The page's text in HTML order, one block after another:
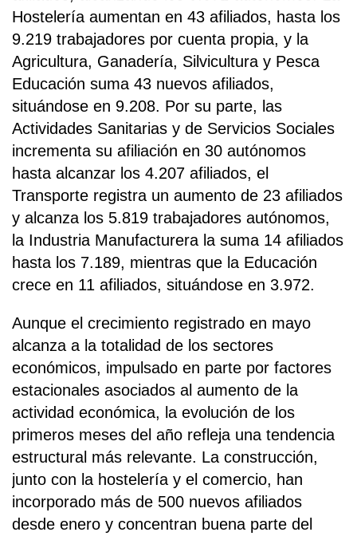
Hostelería aumentan en 43 afiliados, hasta los
9.219 trabajadores por cuenta propia, y la
Agricultura, Ganadería, Silvicultura y Pesca
Educación suma 43 nuevos afiliados,
situándose en 9.208. Por su parte, las
Actividades Sanitarias y de Servicios Sociales
incrementa su afiliación en 30 autónomos
hasta alcanzar los 4.207 afiliados, el
Transporte registra un aumento de 23 afiliados
y alcanza los 5.819 trabajadores autónomos,
la Industria Manufacturera la suma 14 afiliados
hasta los 7.189, mientras que la Educación
crece en 11 afiliados, situándose en 3.972.
Aunque el crecimiento registrado en mayo
alcanza a la totalidad de los sectores
económicos, impulsado en parte por factores
estacionales asociados al aumento de la
actividad económica, la evolución de los
primeros meses del año refleja una tendencia
estructural más relevante. La construcción,
junto con la hostelería y el comercio, han
incorporado más de 500 nuevos afiliados
desde enero y concentran buena parte del